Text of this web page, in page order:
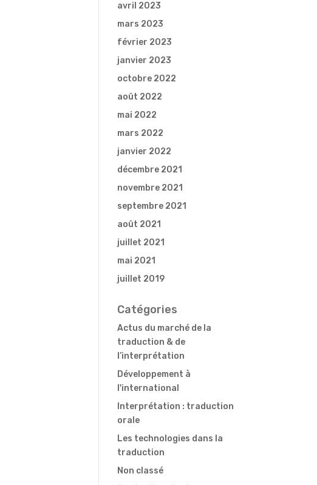
avril 2023
mars 2023
février 2023
janvier 2023
octobre 2022
août 2022
mai 2022
mars 2022
janvier 2022
décembre 2021
novembre 2021
septembre 2021
août 2021
juillet 2021
mai 2021
juillet 2019
Catégories
Actus du marché de la
traduction & de
l’interprétation
Développement à
l'international
Interprétation : traduction
orale
Les technologies dans la
traduction
Non classé